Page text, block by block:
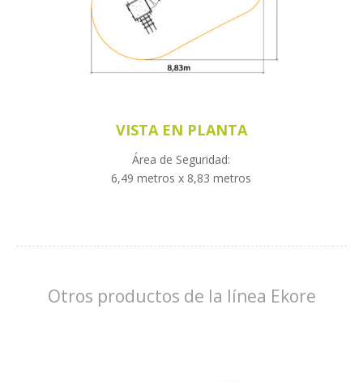
VISTA EN PLANTA
Área de Seguridad:
6,49 metros x 8,83 metros
Otros productos de la línea Ekore